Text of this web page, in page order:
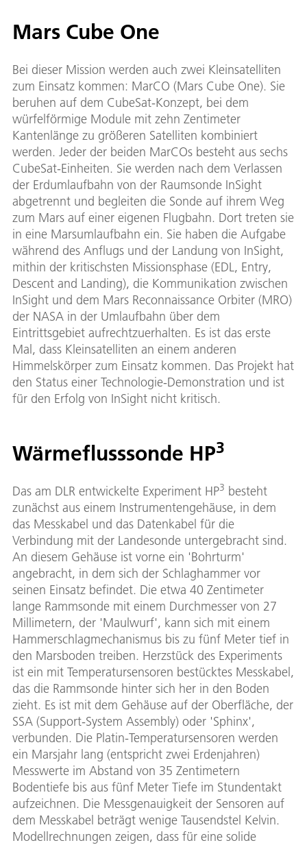
Mars Cube One
Bei dieser Mission werden auch zwei Kleinsatelliten
zum Einsatz kommen: MarCO (Mars Cube One). Sie
beruhen auf dem CubeSat-Konzept, bei dem
würfelförmige Module mit zehn Zentimeter
Kantenlänge zu größeren Satelliten kombiniert
werden. Jeder der beiden MarCOs besteht aus sechs
CubeSat-Einheiten. Sie werden nach dem Verlassen
der Erdumlaufbahn von der Raumsonde InSight
abgetrennt und begleiten die Sonde auf ihrem Weg
zum Mars auf einer eigenen Flugbahn. Dort treten sie
in eine Marsumlaufbahn ein. Sie haben die Aufgabe
während des Anflugs und der Landung von InSight,
mithin der kritischsten Missionsphase (EDL, Entry,
Descent and Landing), die Kommunikation zwischen
InSight und dem Mars Reconnaissance Orbiter (MRO)
der NASA in der Umlaufbahn über dem
Eintrittsgebiet aufrechtzuerhalten. Es ist das erste
Mal, dass Kleinsatelliten an einem anderen
Himmelskörper zum Einsatz kommen. Das Projekt hat
den Status einer Technologie-Demonstration und ist
für den Erfolg von InSight nicht kritisch.
Wärmeflusssonde HP3
Das am DLR entwickelte Experiment HP3 besteht
zunächst aus einem Instrumentengehäuse, in dem
das Messkabel und das Datenkabel für die
Verbindung mit der Landesonde untergebracht sind.
An diesem Gehäuse ist vorne ein 'Bohrturm'
angebracht, in dem sich der Schlaghammer vor
seinen Einsatz befindet. Die etwa 40 Zentimeter
lange Rammsonde mit einem Durchmesser von 27
Millimetern, der 'Maulwurf', kann sich mit einem
Hammerschlagmechanismus bis zu fünf Meter tief in
den Marsboden treiben. Herzstück des Experiments
ist ein mit Temperatursensoren bestücktes Messkabel,
das die Rammsonde hinter sich her in den Boden
zieht. Es ist mit dem Gehäuse auf der Oberfläche, der
SSA (Support-System Assembly) oder 'Sphinx',
verbunden. Die Platin-Temperatursensoren werden
ein Marsjahr lang (entspricht zwei Erdenjahren)
Messwerte im Abstand von 35 Zentimetern
Bodentiefe bis aus fünf Meter Tiefe im Stundentakt
aufzeichnen. Die Messgenauigkeit der Sensoren auf
dem Messkabel beträgt wenige Tausendstel Kelvin.
Modellrechnungen zeigen, dass für eine solide